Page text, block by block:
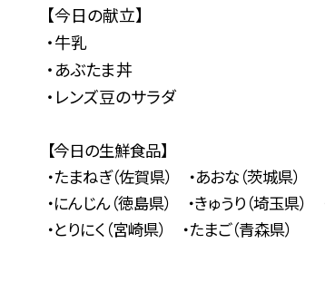
【今日の献立】
・牛乳
・あぶたま丼
・レンズ豆のサラダ
【今日の生鮮食品】
・たまねぎ（佐賀県） ・あおな（茨城県）
・にんじん（徳島県） ・きゅうり（埼玉県）
・とりにく（宮崎県） ・たまご（青森県）